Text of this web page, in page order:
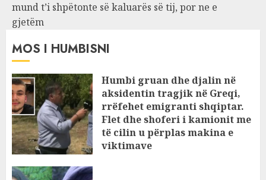
mund t’i shpëtonte së kaluarës së tij, por ne e
gjetëm
MOS I HUMBISNI
Humbi gruan dhe djalin në
aksidentin tragjik në Greqi,
rrëfehet emigranti shqiptar.
Flet dhe shoferi i kamionit me
të cilin u përplas makina e
viktimave